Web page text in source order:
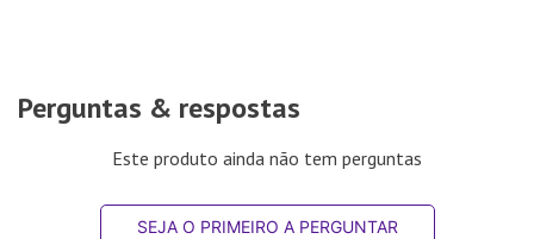
Perguntas & respostas
Este produto ainda não tem perguntas
SEJA O PRIMEIRO A PERGUNTAR